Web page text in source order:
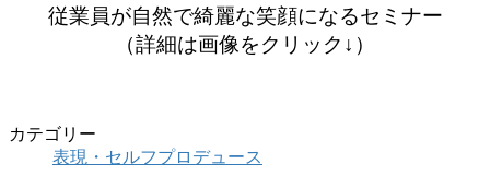
従業員が自然で綺麗な笑顔になるセミナー
（詳細は画像をクリック↓）
カテゴリー
表現・セルフプロデュース